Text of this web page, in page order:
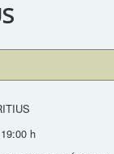
19:00 h